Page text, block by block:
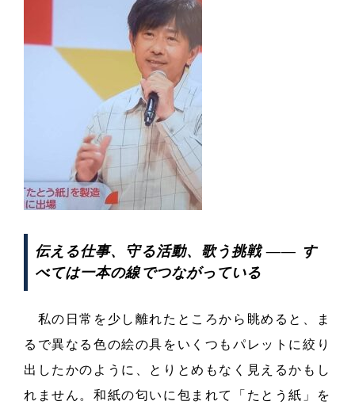
伝える仕事、守る活動、歌う挑戦 ―― す
べては一本の線でつながっている
私の日常を少し離れたところから眺めると、ま
るで異なる色の絵の具をいくつもパレットに絞り
出したかのように、とりとめもなく見えるかもし
れません。和紙の匂いに包まれて「たとう紙」を